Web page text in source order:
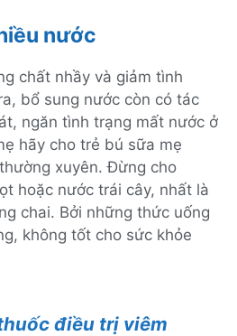
nước
chất nhầy và giảm tình
bổ sung nước còn có tác
ngăn tình trạng mất nước ở
hãy cho trẻ bú sữa mẹ
xuyên. Đừng cho
hoặc nước trái cây, nhất là
chai. Bởi những thức uống
không tốt cho sức khỏe
điều trị viêm